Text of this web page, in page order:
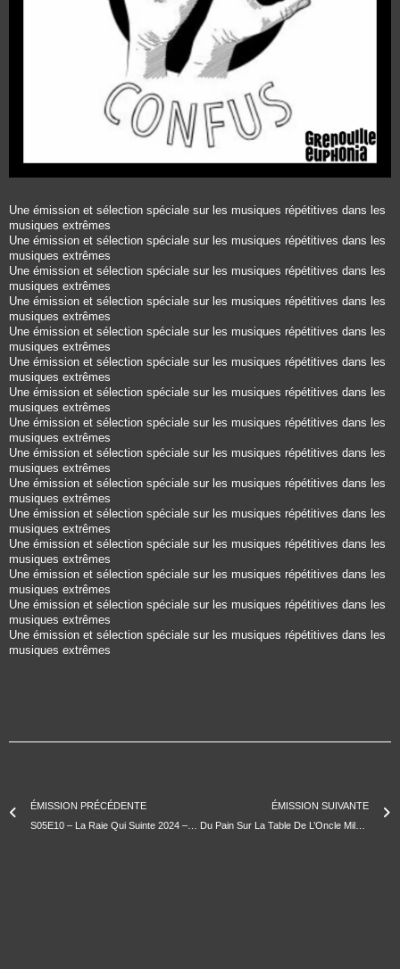
Une émission et sélection spéciale sur les musiques répétitives dans les
musiques extrêmes
Une émission et sélection spéciale sur les musiques répétitives dans les
musiques extrêmes
Une émission et sélection spéciale sur les musiques répétitives dans les
musiques extrêmes
Une émission et sélection spéciale sur les musiques répétitives dans les
musiques extrêmes
Une émission et sélection spéciale sur les musiques répétitives dans les
musiques extrêmes
Une émission et sélection spéciale sur les musiques répétitives dans les
musiques extrêmes
Une émission et sélection spéciale sur les musiques répétitives dans les
musiques extrêmes
Une émission et sélection spéciale sur les musiques répétitives dans les
musiques extrêmes
Une émission et sélection spéciale sur les musiques répétitives dans les
musiques extrêmes
Une émission et sélection spéciale sur les musiques répétitives dans les
musiques extrêmes
Une émission et sélection spéciale sur les musiques répétitives dans les
musiques extrêmes
Une émission et sélection spéciale sur les musiques répétitives dans les
musiques extrêmes
Une émission et sélection spéciale sur les musiques répétitives dans les
musiques extrêmes
Une émission et sélection spéciale sur les musiques répétitives dans les
musiques extrêmes
Une émission et sélection spéciale sur les musiques répétitives dans les
musiques extrêmes
ÉMISSION PRÉCÉDENTE
ÉMISSION SUIVANTE
Du Pain Sur La Table De L’Oncle Milad 2024-04-06 Présenté par Pierre Psaltis aux Grandes Tables